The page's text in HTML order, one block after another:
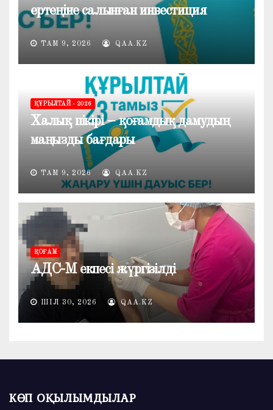
ертеңіне салынған инвестиция
ТАМ 9, 2026 QAA.KZ
ҚҰРЫЛТАЙ - 2026
Халық пікірі – қоғамдық дамудың
маңызды бағдары
ТАМ 9, 2026 QAA.KZ
ҚОҒАМ
АДС-М екпесі жүргізілді
ШІЛ 30, 2026 QAA.KZ
КӨП ОҚЫЛЫМДЫЛАР